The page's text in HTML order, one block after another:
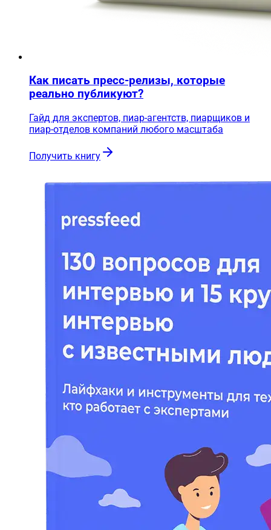
Как писать пресс-релизы, которые
реально публикуют?
Гайд для экспертов, пиар-агентств, пиарщиков и
пиар-отделов компаний любого масштаба
Получить книгу